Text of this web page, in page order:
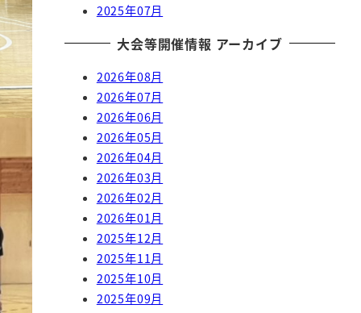
2025年07月
大会等開催情報 アーカイブ
2026年08月
2026年07月
2026年06月
2026年05月
2026年04月
2026年03月
2026年02月
2026年01月
2025年12月
2025年11月
2025年10月
2025年09月